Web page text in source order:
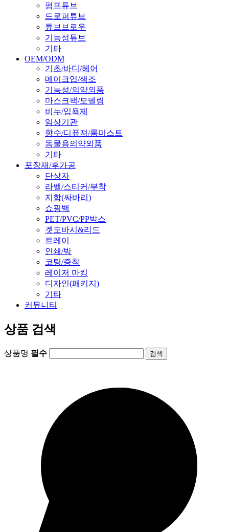
펌프튜브
드로퍼튜브
튜브브로우
기능성튜브
기타
OEM/ODM
기초/바디/헤어
메이크업/색조
기능성/의약외품
마스크팩/모델링
비누/입욕제
임상기관
향수/디퓨져/룸미스트
동물용의약외품
기타
포장재/후가공
단상자
라벨/스티커/부착
지함(싸바리)
쇼핑백
PET/PVC/PP박스
겟도바시&리드
트레이
인쇄/박
코팅/증착
레이저 마킹
디자인(패키지)
기타
커뮤니티
상품 검색
상품명 필수